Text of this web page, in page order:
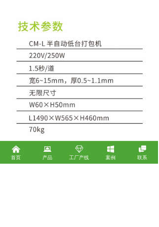
낀
首页
뀵
产品
ꁐ
工厂产线
낖
案例

联系